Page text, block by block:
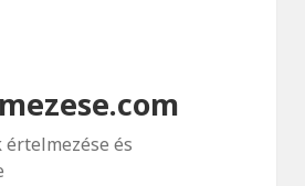
értelmezése és